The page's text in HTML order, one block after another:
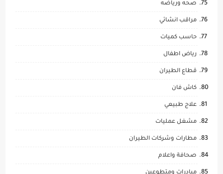
صحه ورياضه
مراقب انشائي
حاسب كميات
رياض اطفال
قطاع الطيران
كاش فان
علاج طبيعي
مشغل عمليات
مطارات وشركات الطيران
صحافة واعلام